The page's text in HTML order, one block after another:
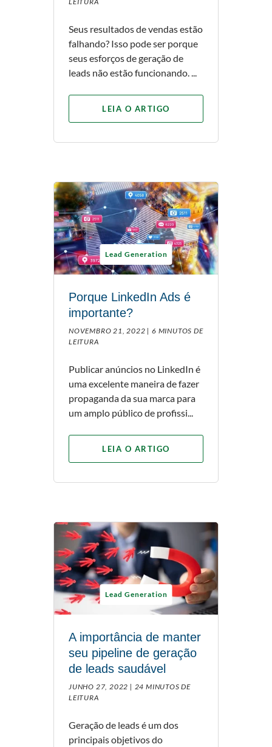
Seus resultados de vendas estão
falhando? Isso pode ser porque
seus esforços de geração de
leads não estão funcionando. ...
LEIA O ARTIGO
Lead Generation
Porque LinkedIn Ads é
importante?
NOVEMBRO 21, 2022 | 6 MINUTOS DE
LEITURA
Publicar anúncios no LinkedIn é
uma excelente maneira de fazer
propaganda da sua marca para
um amplo público de profissi...
LEIA O ARTIGO
Lead Generation
A importância de manter
seu pipeline de geração
de leads saudável
JUNHO 27, 2022 | 24 MINUTOS DE
LEITURA
Geração de leads é um dos
principais objetivos do